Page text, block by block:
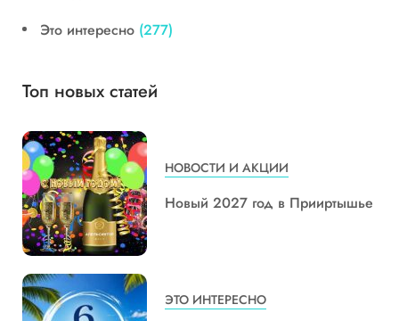
Это интересно (277)
Топ новых статей
НОВОСТИ И АКЦИИ
Новый 2027 год в Прииртышье
ЭТО ИНТЕРЕСНО